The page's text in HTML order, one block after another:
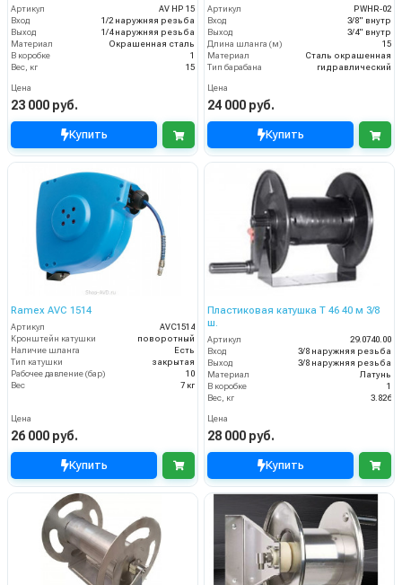
Артикул
AV HP 15
Вход
1/2 наружняя резьба
Выход
1/4 наружняя резьба
Материал
Окрашенная сталь
В коробке
1
Вес, кг
15
Цена
23 000 руб.
Купить
Артикул
PWHR-02
Вход
3/8" внутр
Выход
3/4" внутр
Длина шланга (м)
15
Материал
Сталь окрашенная
Тип барабана
гидравлический
Цена
24 000 руб.
Купить
Ramex AVС 1514
Артикул
AVC1514
Кронштейн катушки
поворотный
Наличие шланга
Есть
Тип катушки
закрытая
Рабочее давление (бар)
10
Вес
7 кг
Цена
26 000 руб.
Купить
Пластиковая катушка T 46 40 м 3/8
ш.
Артикул
29.0740.00
Вход
3/8 наружняя резьба
Выход
3/8 наружняя резьба
Материал
Латунь
В коробке
1
Вес, кг
3.826
Цена
28 000 руб.
Купить